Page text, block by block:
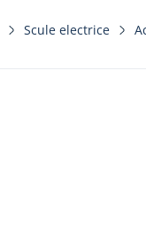
3.
pervaz
diblu
Scule electrice